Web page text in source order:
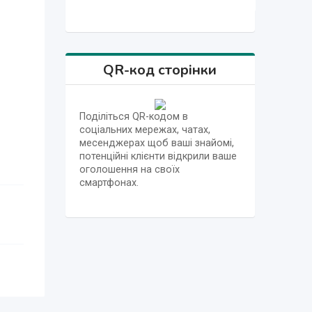
QR-код сторінки
Поділіться QR-кодом в
соціальних мережах, чатах,
месенджерах щоб ваші знайомі,
потенційні клієнти відкрили ваше
оголошення на своїх
смартфонах.